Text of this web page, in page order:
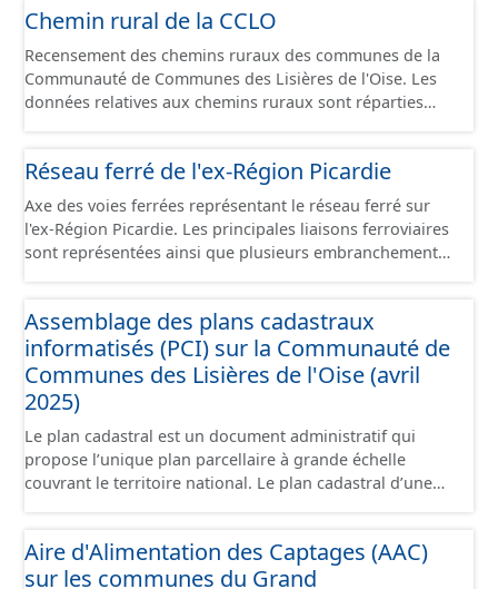
Chemin rural de la CCLO
Recensement des chemins ruraux des communes de la
Communauté de Communes des Lisières de l'Oise. Les
données relatives aux chemins ruraux sont réparties
générales du chemin (longueur, largeur, etc.). - Secteurs :
les informations générales du chemin et données
relevées sur le terrain. - Éléments : les éléments naturels
relevés sur les chemins (bois, talus, bande enherbée,
etc.). - Observations : les observations relevées sur les
- Plantations : proposition de plantation de haies (haie
basse, haie mixte, etc.).
Réseau ferré de l'ex-Région Picardie
Axe des voies ferrées représentant le réseau ferré sur
l'ex-Région Picardie. Les principales liaisons ferroviaires
sont représentées ainsi que plusieurs embranchements
sont désaffectées mais sont toujours physiquement
présentes sur le terrain.
Assemblage des plans cadastraux
informatisés (PCI) sur la Communauté de
Communes des Lisières de l'Oise (avril
2025)
Le plan cadastral est un document administratif qui
propose l’unique plan parcellaire à grande échelle
couvrant le territoire national. Le plan cadastral d’une
communément appelées « feuilles de plan ». La parcelle
est l’unité cadastrale de base. C’est un terrain d’un seul
Aire d'Alimentation des Captages (AAC)
sur les communes du Grand